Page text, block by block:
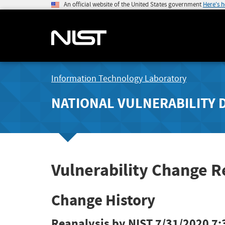
An official website of the United States government Here's
Information Technology Laboratory
NATIONAL VULNERABILITY
Vulnerability Change
Change History